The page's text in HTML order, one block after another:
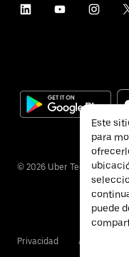
© 2026 Uber Technologies
Privacidad Accesibilidad
Este
para
puede